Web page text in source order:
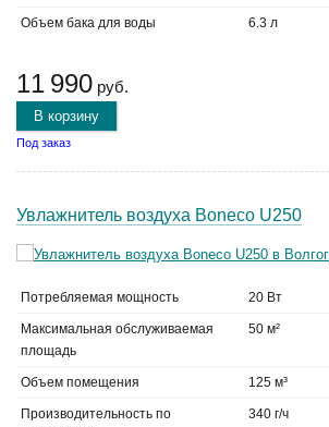
Объем бака для воды 6.3 л
11 990 руб.
В корзину
Под заказ
Увлажнитель воздуха Boneco U250
Потребляемая мощность 20 Вт
Максимальная обслуживаемая
площадь
50 м²
Объем помещения 125 м³
Производительность по
340 г/ч